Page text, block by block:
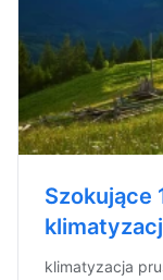
Szokujące
klimatyzacja